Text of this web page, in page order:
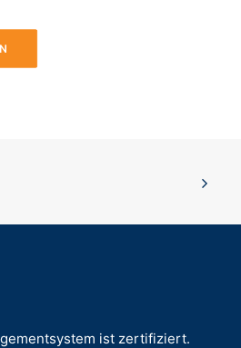
ist zertifiziert.